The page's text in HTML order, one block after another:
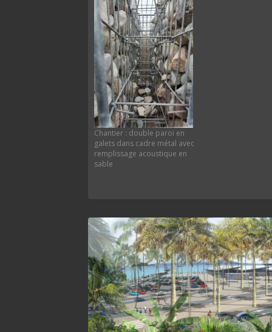
Chantier : double paroi en
galets dans cadre métal avec
remplissage acoustique en
sable